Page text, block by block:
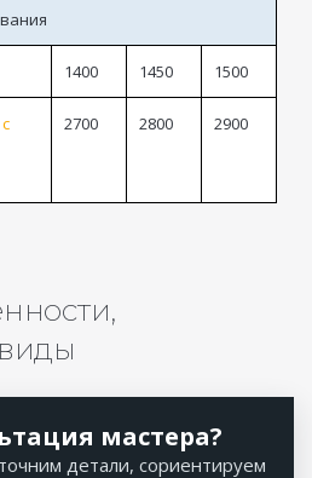
1400 1450 1500
2700 2800 2900
мастера?
детали, сориентируем